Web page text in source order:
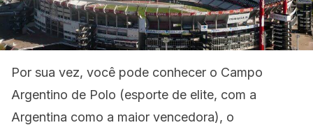
Por sua vez, você pode conhecer o Campo
Argentino de Polo (esporte de elite, com a
Argentina como a maior vencedora), o